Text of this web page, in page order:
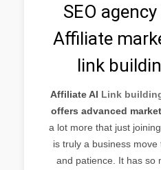
SEO
Affiliate
link
Affiliate AI Link
offers advanced
a lot more that just
is truly a business
and patience. It has so